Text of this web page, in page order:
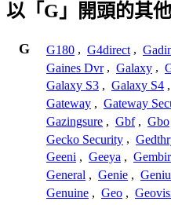
以「G」開頭的其
G G180 , G4direct ,
Gaines Dvr , Galaxy ,
Galaxy S3 , Galaxy S4 ,
Gateway , Gateway
Gazingsure , Gbf , Gbo
Gecko Security ,
Geeni , Geeya ,
General , Genie ,
Genuine , Geo ,